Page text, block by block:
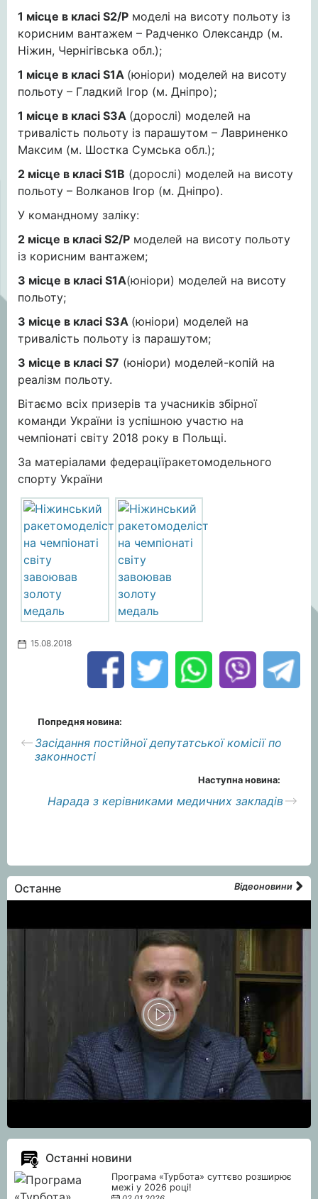
1 місце в класі S2/P моделі на висоту польоту із
корисним вантажем – Радченко Олександр (м.
Ніжин, Чернігівська обл.);
1 місце в класі S1A (юніори) моделей на висоту
польоту – Гладкий Ігор (м. Дніпро);
1 місце в класі S3A (дорослі) моделей на
тривалість польоту із парашутом – Лавриненко
Максим (м. Шостка Сумська обл.);
2 місце в класі S1В (дорослі) моделей на висоту
польоту – Волканов Ігор (м. Дніпро).
У командному заліку:
2 місце в класі S2/P моделей на висоту польоту
із корисним вантажем;
3 місце в класі S1A(юніори) моделей на висоту
польоту;
3 місце в класі S3A (юніори) моделей на
тривалість польоту із парашутом;
3 місце в класі S7 (юніори) моделей-копій на
реалізм польоту.
Вітаємо всіх призерів та учасників збірної
команди України із успішною участю на
чемпіонаті світу 2018 року в Польщі.
За матеріалами федераціїракетомодельного
спорту України
15.08.2018
Попредня новина:
Засідання постійної депутатської комісії по
законності
Наступна новина:
Нарада з керівниками медичних закладів
Останне Відеоновини
Останні новини
Програма «Турбота» суттєво розширює
межі у 2026 році!